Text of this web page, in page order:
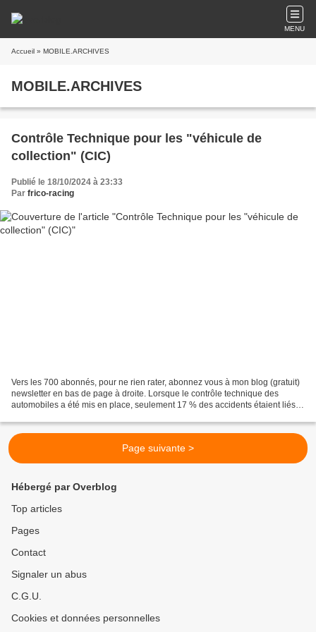
MENU
Accueil » MOBILE.ARCHIVES
MOBILE.ARCHIVES
Contrôle Technique pour les "véhicule de
collection" (CIC)
Publié le 18/10/2024 à 23:33
Par frico-racing
Vers les 700 abonnés, pour ne rien rater, abonnez vous à mon blog (gratuit)
newsletter en bas de page à droite. Lorsque le contrôle technique des
automobiles a été mis en place, seulement 17 % des accidents étaient liés à
Page suivante >
Hébergé par Overblog
Top articles
Pages
Contact
Signaler un abus
C.G.U.
Cookies et données personnelles